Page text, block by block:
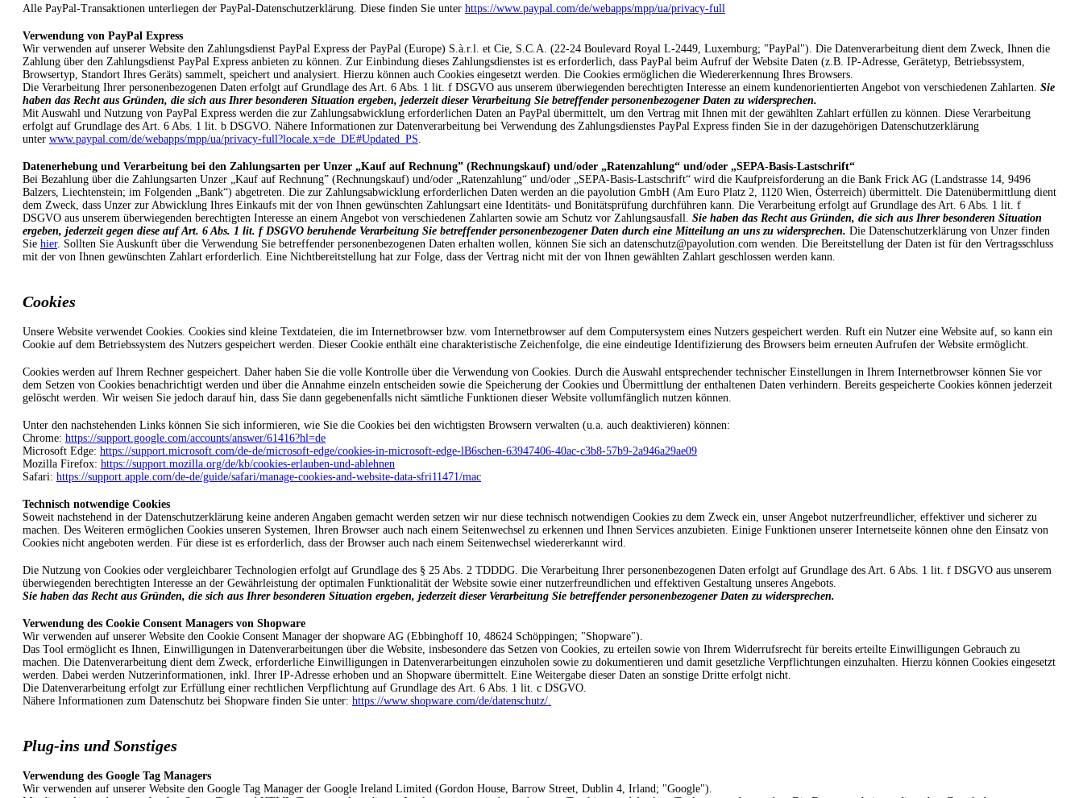
Alle PayPal-Transaktionen unterliegen der PayPal-Datenschutzerklärung. Diese finden Sie unter https://www.paypal.com/de/webapps/mpp/ua/privacy-full
Verwendung von PayPal Express
Wir verwenden auf unserer Website den Zahlungsdienst PayPal Express der PayPal (Europe) S.à.r.l. et Cie, S.C.A. (22-24 Boulevard Royal L-2449, Luxemburg; "PayPal"). Die Datenverarbeitung dient dem Zweck, Ihnen die
Zahlung über den Zahlungsdienst PayPal Express anbieten zu können. Zur Einbindung dieses Zahlungsdienstes ist es erforderlich, dass PayPal beim Aufruf der Website Daten (z.B. IP-Adresse, Gerätetyp, Betriebssystem,
Browsertyp, Standort Ihres Geräts) sammelt, speichert und analysiert. Hierzu können auch Cookies eingesetzt werden. Die Cookies ermöglichen die Wiedererkennung Ihres Browsers.
Die Verarbeitung Ihrer personenbezogenen Daten erfolgt auf Grundlage des Art. 6 Abs. 1 lit. f DSGVO aus unserem überwiegenden berechtigten Interesse an einem kundenorientierten Angebot von verschiedenen Zahlarten. Sie
haben das Recht aus Gründen, die sich aus Ihrer besonderen Situation ergeben, jederzeit dieser Verarbeitung Sie betreffender personenbezogener Daten zu widersprechen.
Mit Auswahl und Nutzung von PayPal Express werden die zur Zahlungsabwicklung erforderlichen Daten an PayPal übermittelt, um den Vertrag mit Ihnen mit der gewählten Zahlart erfüllen zu können. Diese Verarbeitung
erfolgt auf Grundlage des Art. 6 Abs. 1 lit. b DSGVO. Nähere Informationen zur Datenverarbeitung bei Verwendung des Zahlungsdienstes PayPal Express finden Sie in der dazugehörigen Datenschutzerklärung
unter www.paypal.com/de/webapps/mpp/ua/privacy-full?locale.x=de_DE#Updated_PS.
Datenerhebung und Verarbeitung bei den Zahlungsarten per Unzer „Kauf auf Rechnung” (Rechnungskauf) und/oder „Ratenzahlung“ und/oder „SEPA-Basis-Lastschrift“
Bei Bezahlung über die Zahlungsarten Unzer „Kauf auf Rechnung” (Rechnungskauf) und/oder „Ratenzahlung“ und/oder „SEPA-Basis-Lastschrift“ wird die Kaufpreisforderung an die Bank Frick AG (Landstrasse 14, 9496
Balzers, Liechtenstein; im Folgenden „Bank“) abgetreten. Die zur Zahlungsabwicklung erforderlichen Daten werden an die payolution GmbH (Am Euro Platz 2, 1120 Wien, Österreich) übermittelt. Die Datenübermittlung dient
dem Zweck, dass Unzer zur Abwicklung Ihres Einkaufs mit der von Ihnen gewünschten Zahlungsart eine Identitäts- und Bonitätsprüfung durchführen kann. Die Verarbeitung erfolgt auf Grundlage des Art. 6 Abs. 1 lit. f
DSGVO aus unserem überwiegenden berechtigten Interesse an einem Angebot von verschiedenen Zahlarten sowie am Schutz vor Zahlungsausfall. Sie haben das Recht aus Gründen, die sich aus Ihrer besonderen Situation
ergeben, jederzeit gegen diese auf Art. 6 Abs. 1 lit. f DSGVO beruhende Verarbeitung Sie betreffender personenbezogener Daten durch eine Mitteilung an uns zu widersprechen. Die Datenschutzerklärung von Unzer finden
Sie hier. Sollten Sie Auskunft über die Verwendung Sie betreffender personenbezogenen Daten erhalten wollen, können Sie sich an datenschutz@payolution.com wenden. Die Bereitstellung der Daten ist für den Vertragsschluss
mit der von Ihnen gewünschten Zahlart erforderlich. Eine Nichtbereitstellung hat zur Folge, dass der Vertrag nicht mit der von Ihnen gewählten Zahlart geschlossen werden kann.
Cookies
Unsere Website verwendet Cookies. Cookies sind kleine Textdateien, die im Internetbrowser bzw. vom Internetbrowser auf dem Computersystem eines Nutzers gespeichert werden. Ruft ein Nutzer eine Website auf, so kann ein
Cookie auf dem Betriebssystem des Nutzers gespeichert werden. Dieser Cookie enthält eine charakteristische Zeichenfolge, die eine eindeutige Identifizierung des Browsers beim erneuten Aufrufen der Website ermöglicht.
Cookies werden auf Ihrem Rechner gespeichert. Daher haben Sie die volle Kontrolle über die Verwendung von Cookies. Durch die Auswahl entsprechender technischer Einstellungen in Ihrem Internetbrowser können Sie vor
dem Setzen von Cookies benachrichtigt werden und über die Annahme einzeln entscheiden sowie die Speicherung der Cookies und Übermittlung der enthaltenen Daten verhindern. Bereits gespeicherte Cookies können jederzeit
gelöscht werden. Wir weisen Sie jedoch darauf hin, dass Sie dann gegebenenfalls nicht sämtliche Funktionen dieser Website vollumfänglich nutzen können.
Unter den nachstehenden Links können Sie sich informieren, wie Sie die Cookies bei den wichtigsten Browsern verwalten (u.a. auch deaktivieren) können:
Chrome: https://support.google.com/accounts/answer/61416?hl=de
Microsoft Edge: https://support.microsoft.com/de-de/microsoft-edge/cookies-in-microsoft-edge-lB6schen-63947406-40ac-c3b8-57b9-2a946a29ae09
Mozilla Firefox: https://support.mozilla.org/de/kb/cookies-erlauben-und-ablehnen
Safari: https://support.apple.com/de-de/guide/safari/manage-cookies-and-website-data-sfri11471/mac
Technisch notwendige Cookies
Soweit nachstehend in der Datenschutzerklärung keine anderen Angaben gemacht werden setzen wir nur diese technisch notwendigen Cookies zu dem Zweck ein, unser Angebot nutzerfreundlicher, effektiver und sicherer zu
machen. Des Weiteren ermöglichen Cookies unseren Systemen, Ihren Browser auch nach einem Seitenwechsel zu erkennen und Ihnen Services anzubieten. Einige Funktionen unserer Internetseite können ohne den Einsatz von
Cookies nicht angeboten werden. Für diese ist es erforderlich, dass der Browser auch nach einem Seitenwechsel wiedererkannt wird.
Die Nutzung von Cookies oder vergleichbarer Technologien erfolgt auf Grundlage des § 25 Abs. 2 TDDDG. Die Verarbeitung Ihrer personenbezogenen Daten erfolgt auf Grundlage des Art. 6 Abs. 1 lit. f DSGVO aus unserem
überwiegenden berechtigten Interesse an der Gewährleistung der optimalen Funktionalität der Website sowie einer nutzerfreundlichen und effektiven Gestaltung unseres Angebots.
Sie haben das Recht aus Gründen, die sich aus Ihrer besonderen Situation ergeben, jederzeit dieser Verarbeitung Sie betreffender personenbezogener Daten zu widersprechen.
Verwendung des Cookie Consent Managers von Shopware
Wir verwenden auf unserer Website den Cookie Consent Manager der shopware AG (Ebbinghoff 10, 48624 Schöppingen; "Shopware").
Das Tool ermöglicht es Ihnen, Einwilligungen in Datenverarbeitungen über die Website, insbesondere das Setzen von Cookies, zu erteilen sowie von Ihrem Widerrufsrecht für bereits erteilte Einwilligungen Gebrauch zu
machen. Die Datenverarbeitung dient dem Zweck, erforderliche Einwilligungen in Datenverarbeitungen einzuholen sowie zu dokumentieren und damit gesetzliche Verpflichtungen einzuhalten. Hierzu können Cookies eingesetzt
werden. Dabei werden Nutzerinformationen, inkl. Ihrer IP-Adresse erhoben und an Shopware übermittelt. Eine Weitergabe dieser Daten an sonstige Dritte erfolgt nicht.
Die Datenverarbeitung erfolgt zur Erfüllung einer rechtlichen Verpflichtung auf Grundlage des Art. 6 Abs. 1 lit. c DSGVO.
Nähere Informationen zum Datenschutz bei Shopware finden Sie unter: https://www.shopware.com/de/datenschutz/.
Plug-ins und Sonstiges
Verwendung des Google Tag Managers
Wir verwenden auf unserer Website den Google Tag Manager der Google Ireland Limited (Gordon House, Barrow Street, Dublin 4, Irland; "Google").